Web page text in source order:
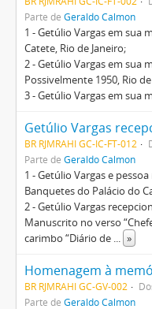
Parte de Geraldo Calmon
1 - Getúlio Vargas em sua
Catete, Rio de Janeiro;
2 - Getúlio Vargas em sua
Possivelmente 1950, Rio
3 - Getúlio Vargas em sua
BR RJMRAHI GC-IC-FT-012
Parte de Geraldo Calmon
1 - Getúlio Vargas e
Banquetes do Palácio do
2 - Getúlio Vargas
Manuscrito no verso
carimbo “Diário de ... »
Homenagem à
BR RJMRAHI GC-GV-002
Parte de Geraldo Calmon